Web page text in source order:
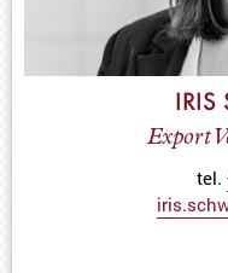
IRIS
Export
tel.